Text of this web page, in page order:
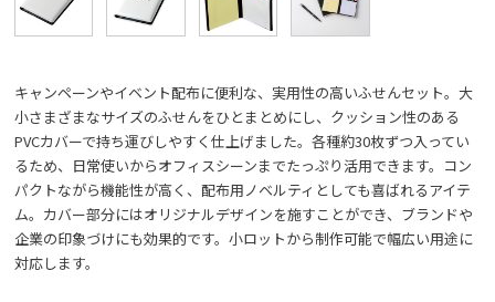
キャンペーンやイベント配布に便利な、実用性の高いふせんセット。大
小さまざまなサイズのふせんをひとまとめにし、クッション性のある
PVCカバーで持ち運びしやすく仕上げました。各種約30枚ずつ入ってい
るため、日常使いからオフィスシーンまでたっぷり活用できます。コン
パクトながら機能性が高く、配布用ノベルティとしても喜ばれるアイテ
ム。カバー部分にはオリジナルデザインを施すことができ、ブランドや
企業の印象づけにも効果的です。小ロットから制作可能で幅広い用途に
対応します。